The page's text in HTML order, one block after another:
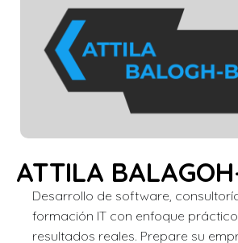
ATTILA
Desarrollo de software,
formación IT con enfoque
resultados reales. Prepare su